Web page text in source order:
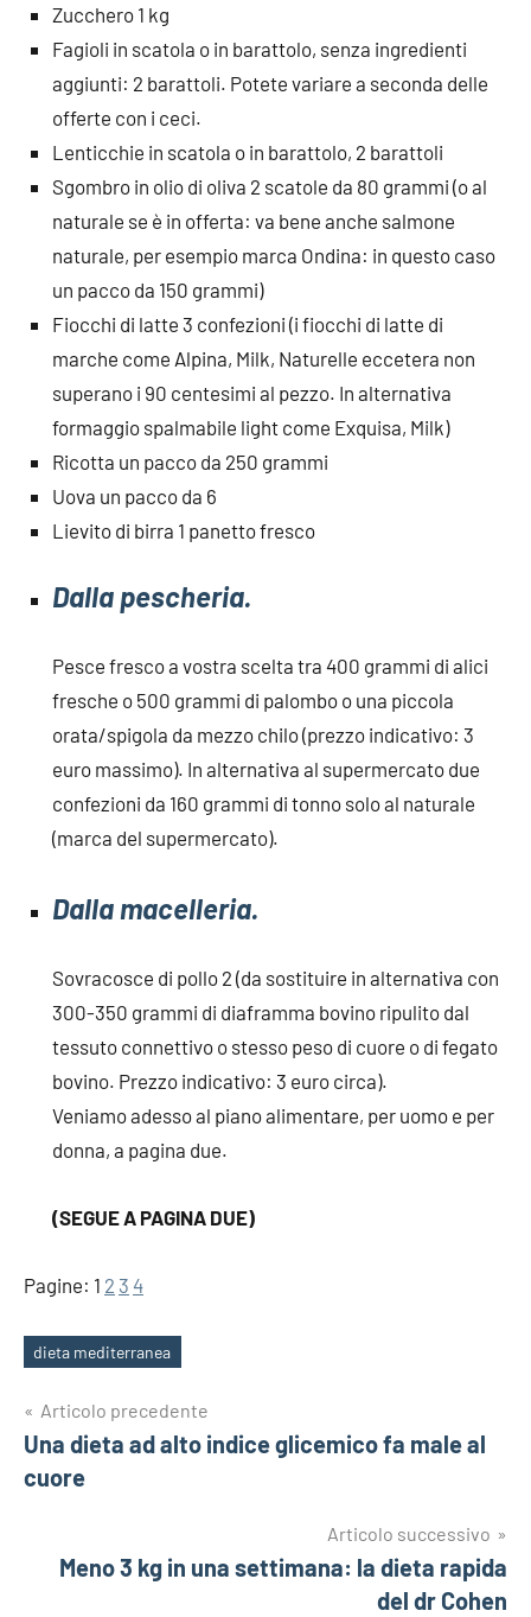
Zucchero 1 kg
Fagioli in scatola o in barattolo, senza ingredienti
aggiunti: 2 barattoli. Potete variare a seconda delle
offerte con i ceci.
Lenticchie in scatola o in barattolo, 2 barattoli
Sgombro in olio di oliva 2 scatole da 80 grammi (o al
naturale se è in offerta: va bene anche salmone
naturale, per esempio marca Ondina: in questo caso
un pacco da 150 grammi)
Fiocchi di latte 3 confezioni (i fiocchi di latte di
marche come Alpina, Milk, Naturelle eccetera non
superano i 90 centesimi al pezzo. In alternativa
formaggio spalmabile light come Exquisa, Milk)
Ricotta un pacco da 250 grammi
Uova un pacco da 6
Lievito di birra 1 panetto fresco
Dalla pescheria.
Pesce fresco a vostra scelta tra 400 grammi di alici
fresche o 500 grammi di palombo o una piccola
orata/spigola da mezzo chilo (prezzo indicativo: 3
euro massimo). In alternativa al supermercato due
confezioni da 160 grammi di tonno solo al naturale
(marca del supermercato).
Dalla macelleria.
Sovracosce di pollo 2 (da sostituire in alternativa con
300-350 grammi di diaframma bovino ripulito dal
tessuto connettivo o stesso peso di cuore o di fegato
bovino. Prezzo indicativo: 3 euro circa).
Veniamo adesso al piano alimentare, per uomo e per
donna, a pagina due.
(SEGUE A PAGINA DUE)
Pagine: 1 2 3 4
Tag
dieta mediterranea
Navigazione
articoli
Articolo precedente
Una dieta ad alto indice glicemico fa male al
cuore
Articolo successivo
Meno 3 kg in una settimana: la dieta rapida
del dr Cohen